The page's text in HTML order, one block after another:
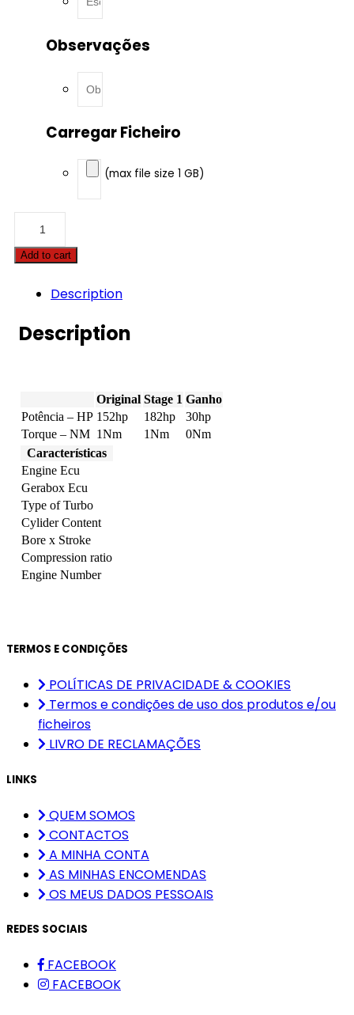
Observações
Carregar Ficheiro
(max file size 1 GB)
Maxxum
-
4B
Add to cart
Description
Description
Original Stage 1 Ganho
Potência – HP 152hp 182hp
30hp
Torque – NM 1Nm 1Nm
0Nm
Características
Engine Ecu
Gerabox Ecu
Type of Turbo
Cylider Content
Bore x Stroke
Compression ratio
Engine Number
TERMOS E CONDIÇÕES
POLÍTICAS DE PRIVACIDADE & COOKIES
Termos e condições de uso dos produtos e/ou
ficheiros
LIVRO DE RECLAMAÇÕES
LINKS
QUEM SOMOS
CONTACTOS
A MINHA CONTA
AS MINHAS ENCOMENDAS
OS MEUS DADOS PESSOAIS
REDES SOCIAIS
FACEBOOK
FACEBOOK